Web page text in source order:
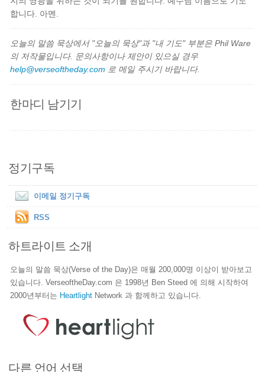
합니다. 아멘.
오늘의 말씀 묵상에서 "오늘의 묵상"과 "내 기도" 부분은 Phil Ware
의 저작물입니다. 문의사항이나 제안이 있으실 경우
help@verseoftheday.com 로 메일 주시기 바랍니다.
한마디 남기기
정기구독
이메일 정기구독
RSS
하트라이트 소개
오늘의 말씀 묵상(Verse of the Day)은 매월 200,000명 이상이 받아보고
있습니다. VerseoftheDay.com 은 1998년 Ben Steed 에 의해 시작하여
2000년부터는 Heartlight Network 과 함께하고 있습니다.
다른 언어 선택